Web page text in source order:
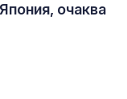
очаква